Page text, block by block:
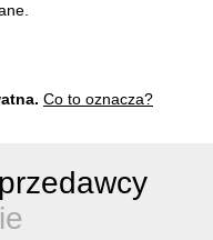
Co to oznacza?